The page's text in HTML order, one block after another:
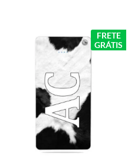
FRETE
GRÁTIS
O
preço
original
era:
R$ 199,90.
O
preço
é: